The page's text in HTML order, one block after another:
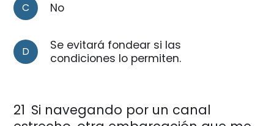
C No
D
Se evitará fondear si las
condiciones lo permiten.
21 Si navegando por un canal